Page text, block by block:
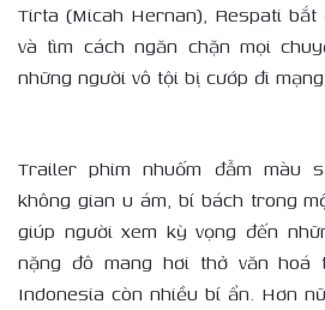
Tirta (Micah Hernan), Respati
và tìm cách ngăn chặn mọi
những người vô tội bị cướp đi
Trailer phim nhuốm đẫm màu
không gian u ám, bí bách trong
giúp người xem kỳ vọng đến
nặng đô mang hơi thở văn
Indonesia còn nhiều bí ẩn. Hơn